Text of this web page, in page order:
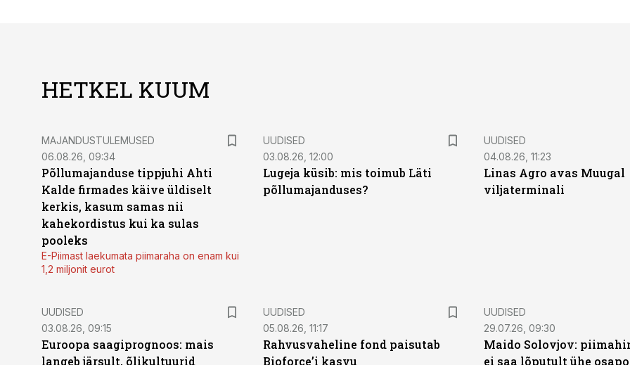
HETKEL KUUM
MAJANDUSTULEMUSED
06.08.26, 09:34
Põllumajanduse tippjuhi Ahti
Kalde firmades käive üldiselt
kerkis, kasum samas nii
kahekordistus kui ka sulas
pooleks
E-Piimast laekumata piimaraha on enam kui
1,2 miljonit eurot
UUDISED
03.08.26, 12:00
Lugeja küsib: mis toimub Läti
põllumajanduses?
UUDISED
04.08.26, 11:23
Linas Agro avas Muugal
viljaterminali
UUDISED
03.08.26, 09:15
Euroopa saagiprognoos: mais
langeb järsult, õlikultuurid
UUDISED
05.08.26, 11:17
Rahvusvaheline fond paisutab
Bioforce’i kasvu
UUDISED
29.07.26, 09:30
Maido Solovjov:
ei saa lõputult ühe